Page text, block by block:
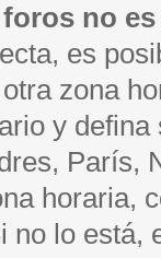
foros no
es
zona
y
París,
horaria,
no lo está,